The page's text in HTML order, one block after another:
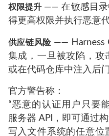
权限提升 —— 在敏感目录
得更高权限并执行恶意代
供应链风险—— Harness
集成，一旦被攻陷，攻
或在代码仓库中注入后门
官方警告称：
“恶意的认证用户只要
服务器 API，即可通过
写入文件系统的任意位